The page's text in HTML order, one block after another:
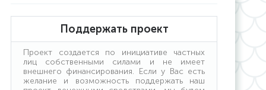
процедура. Получение
лицензии: кто выдает и какие
условия получения.
Поддержать проект
Проект создается по инициативе частных
лиц собственными силами и не имеет
внешнего финансирования. Если у Вас есть
желание и возможность поддержать наш